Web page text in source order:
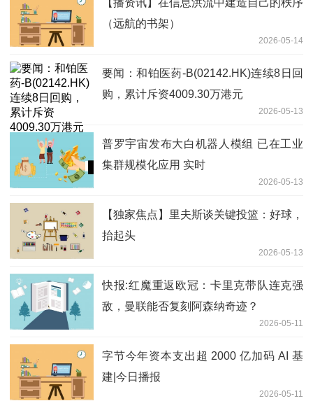
【播资讯】在信息洪流中建造自己的秩序
（远航的书架）
2026-05-14
要闻：和铂医药-B(02142.HK)连续8日回
购，累计斥资4009.30万港元
2026-05-13
普罗宇宙发布大白机器人模组 已在工业
集群规模化应用 实时
2026-05-13
【独家焦点】里夫斯谈关键投篮：好球，
抬起头
2026-05-13
快报:红魔重返欧冠：卡里克带队连克强
敌，曼联能否复刻阿森纳奇迹？
2026-05-11
字节今年资本支出超 2000 亿加码 AI 基
建|今日播报
2026-05-11